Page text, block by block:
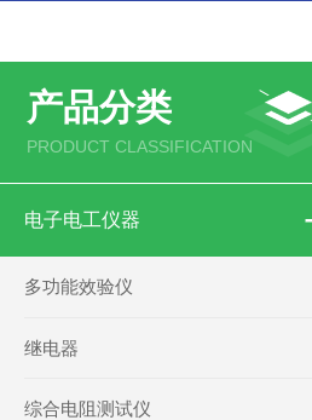
产品分类
PRODUCT CLASSIFICATION
电子电工仪器
多功能效验仪
继电器
综合电阻测试仪